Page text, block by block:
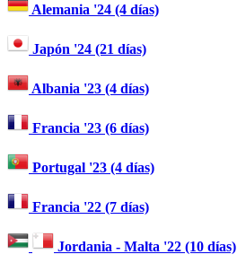
Alemania '24 (4 días)
Japón '24 (21 días)
Albania '23 (4 días)
Francia '23 (6 días)
Portugal '23 (4 días)
Francia '22 (7 días)
Jordania - Malta '22 (10 días)